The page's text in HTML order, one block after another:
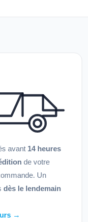
avant 14 heures
de votre
Un
dès le lendemain
→